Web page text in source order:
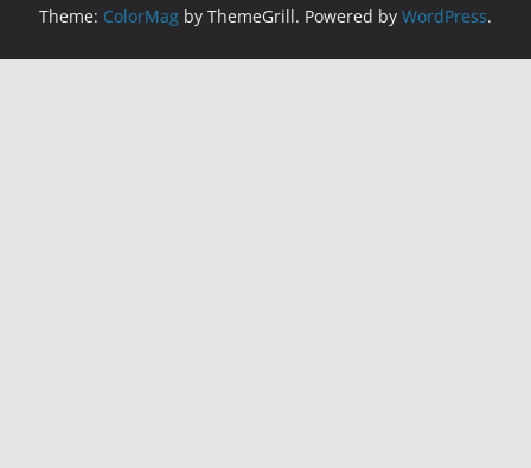
Theme: ColorMag by ThemeGrill. Powered by WordPress.